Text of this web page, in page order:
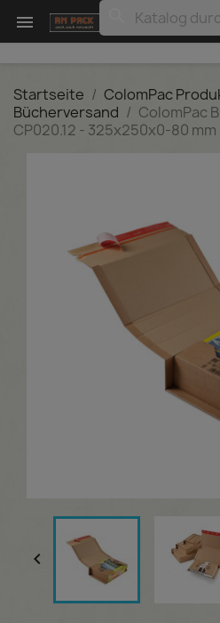

Startseite ColomPac
Bücherversand
ColomPac
CP020.12 - 325x250x0-80 mm
